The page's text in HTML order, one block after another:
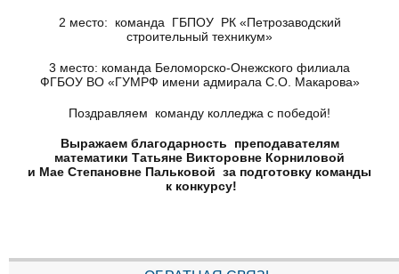
2 место: команда ГБПОУ РК «Петрозаводский
строительный техникум»
3 место: команда Беломорско-Онежского филиала
ФГБОУ ВО «ГУМРФ имени адмирала С.О. Макарова»
Поздравляем команду колледжа с победой!
Выражаем благодарность преподавателям
математики Татьяне Викторовне Корниловой
и Мае Степановне Пальковой за подготовку команды
к конкурсу!